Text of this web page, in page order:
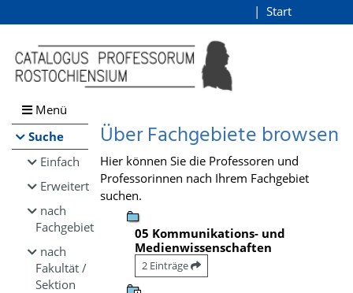
Browsen
direkt zum Inhalt
Start
Menü
Suche
Einfach
Erweitert
nach
Fachgebiet
nach
Fakultät /
Sektion
Über Fachgebiete browsen
Hier können Sie die Professoren und
Professorinnen nach Ihrem Fachgebiet
suchen.
05 Kommunikations- und
Medienwissenschaften
2 Einträge